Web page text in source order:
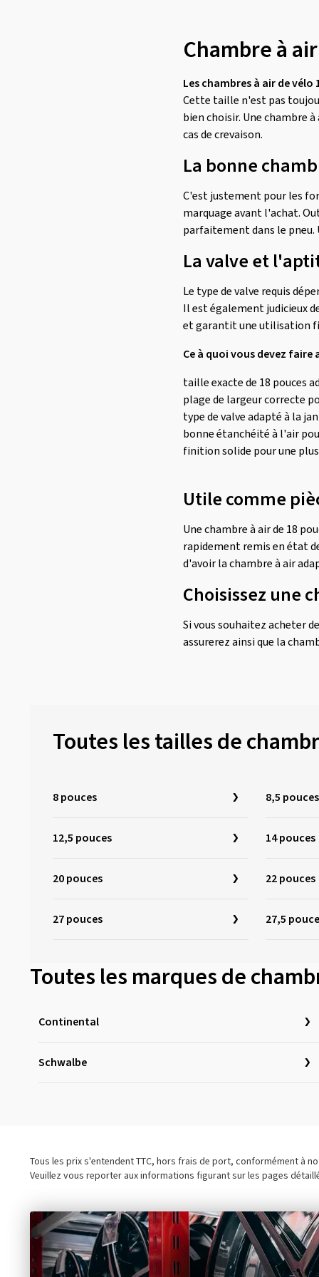
Chambre à
Les chambres à air de vélo
Cette taille n'est pas
bien choisir. Une chambre
cas de crevaison.
La bonne
C'est justement pour les
marquage avant l'achat.
parfaitement dans le
La valve et
Le type de valve requis
Il est également judicieux
et garantit une utilisation
Ce à quoi vous devez
taille exacte de 18 pouces
plage de largeur correcte
type de valve adapté à la
bonne étanchéité à l'air
finition solide pour une
Utile comme
Une chambre à air de 18
rapidement remis en état
d'avoir la chambre à air
Choisissez une
Si vous souhaitez acheter
assurerez ainsi que la
Toutes les tailles de
8 pouces 8,5 pouces
12,5 pouces 14 pouces
20 pouces 22 pouces
27 pouces 27,5
Toutes les marques de
Continental
Schwalbe
Tous les prix s'entendent TTC, hors frais de port, conformément à
Veuillez vous reporter aux informations figurant sur les pages